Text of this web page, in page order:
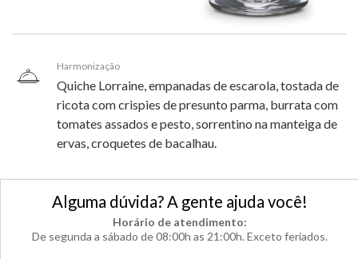
Harmonização
Quiche Lorraine, empanadas de escarola, tostada de
ricota com crispies de presunto parma, burrata com
tomates assados e pesto, sorrentino na manteiga de
ervas, croquetes de bacalhau.
Alguma dúvida? A gente ajuda você!
Horário de atendimento:
De segunda a sábado de 08:00h as 21:00h. Exceto feriados.